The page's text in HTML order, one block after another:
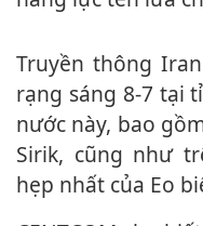
Truyền thông Iran đưa tin về các vụ nổ vào
rạng sáng 8-7 tại
nước này, bao
Sirik, cũng như
hẹp nhất của Eo